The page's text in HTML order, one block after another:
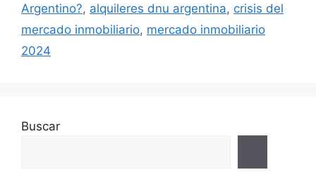
Argentino?, alquileres dnu argentina, crisis del
mercado inmobiliario, mercado inmobiliario
2024
Buscar